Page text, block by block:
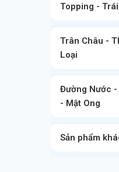
Topping -
Trân Châu -
Loại
Đường Nước
- Mật Ong
Sản phẩm